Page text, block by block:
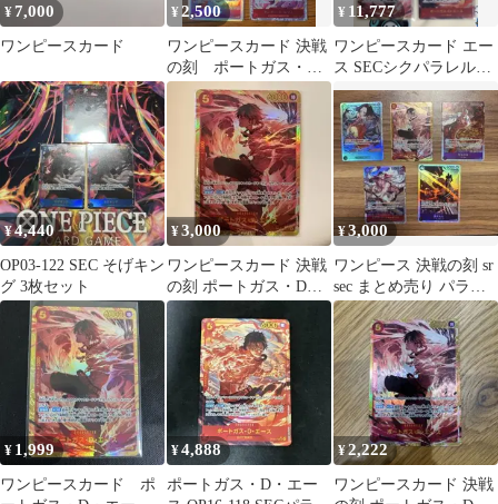
¥7,000
ワンピースカード
¥ 2,500
ワンピースカード 決戦
の刻 ポートガス・
D・エース SEC+おまけ
つき
¥ 11,777
ワンピースカード エー
ス SECシクパラレル
OP16-118 シークレット
計4枚
¥4,440
OP03-122 SEC そげキン
グ 3枚セット
¥3,000
ワンピースカード 決戦
の刻 ポートガス・D・
エース SEC シークレッ
¥3,000
ワンピース 決戦の刻 sr
sec まとめ売り パラレ
ル
¥ 1,999
ワンピースカード ポ
¥4,888
ポートガス・D・エー
¥2,222
ワンピースカード 決戦